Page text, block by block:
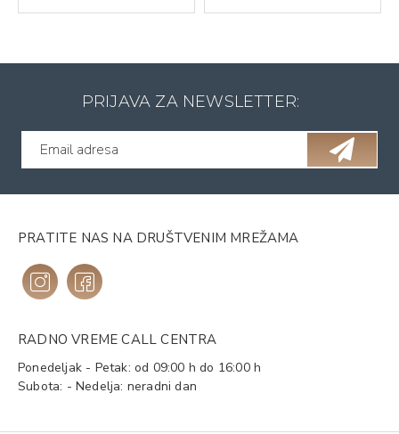
PRIJAVA ZA NEWSLETTER:
PRATITE NAS NA DRUŠTVENIM MREŽAMA
RADNO VREME CALL CENTRA
Ponedeljak - Petak: od 09:00 h do 16:00 h
Subota: - Nedelja: neradni dan